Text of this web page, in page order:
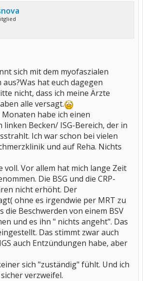
sich mit dem myofaszialen
hat euch dagegen
nicht, dass ich meine Ärzte
alle versagt.
habe ich einen
linken Becken/ ISG-Bereich, der in
Ich war schon bei vielen
und auf Reha. Nichts
voll. Vor allem hat mich lange Zeit
Die BSG und die CRP-
nicht erhöht. Der
ohne es irgendwie per MRT zu
die Beschwerden von einem BSV
und es ihn " nichts angeht". Das
Das stimmt zwar auch
auch Entzündungen habe, aber
sich "zuständig" fühlt. Und ich
verzweifel.